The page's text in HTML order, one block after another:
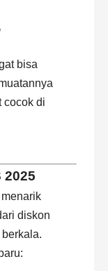
bisa
cocok di
2025
diskon